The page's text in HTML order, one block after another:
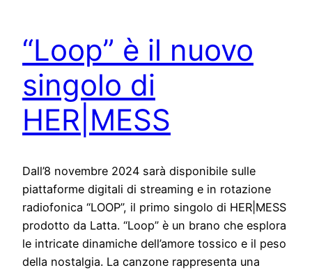
“Loop” è il nuovo
singolo di
HER|MESS
Dall’8 novembre 2024 sarà disponibile sulle
piattaforme digitali di streaming e in rotazione
radiofonica “LOOP”, il primo singolo di HER|MESS
prodotto da Latta. “Loop” è un brano che esplora
le intricate dinamiche dell’amore tossico e il peso
della nostalgia. La canzone rappresenta una